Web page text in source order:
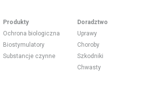
Produkty
Ochrona biologiczna
Biostymulatory
Substancje czynne
Doradztwo
Uprawy
Choroby
Szkodniki
Chwasty